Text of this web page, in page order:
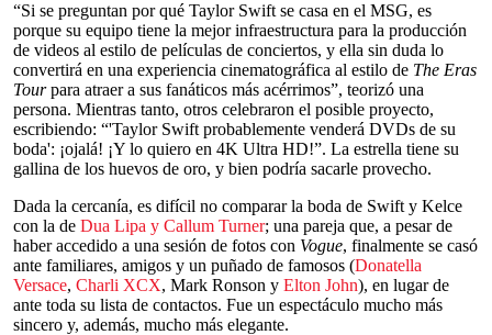
“Si se preguntan por qué Taylor Swift se casa en el MSG, es
porque su equipo tiene la mejor infraestructura para la producción
de videos al estilo de películas de conciertos, y ella sin duda lo
convertirá en una experiencia cinematográfica al estilo de The Eras
Tourpara atraer a sus fanáticos más acérrimos”, teorizó una
persona. Mientras tanto, otros celebraron el posible proyecto,
escribiendo: “'Taylor Swift probablemente venderá DVDs de su
boda': ¡ojalá! ¡Y lo quiero en 4K Ultra HD!”. La estrella tiene su
gallina de los huevos de oro, y bien podría sacarle provecho.
Dada la cercanía, es difícil no comparar la boda de Swift y Kelce
con la de Dua Lipa y Callum Turner; una pareja que, a pesar de
haber accedido a una sesión de fotos con Vogue, finalmente se casó
ante familiares, amigos y un puñado de famosos (Donatella
Versace, Charli XCX, Mark Ronson y Elton John), en lugar de
ante toda su lista de contactos. Fue un espectáculo mucho más
sincero y, además, mucho más elegante.